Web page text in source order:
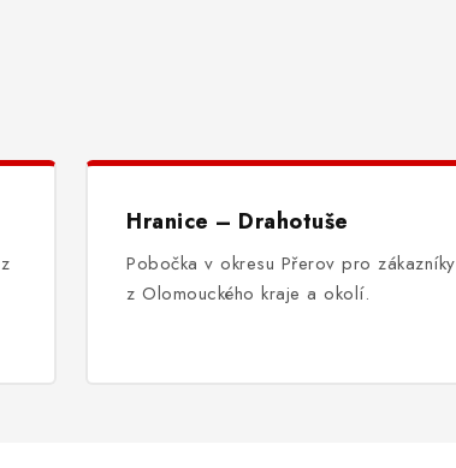
Hranice – Drahotuše
Pobočka v okresu Přerov pro zákazníky
z Olomouckého kraje a okolí.